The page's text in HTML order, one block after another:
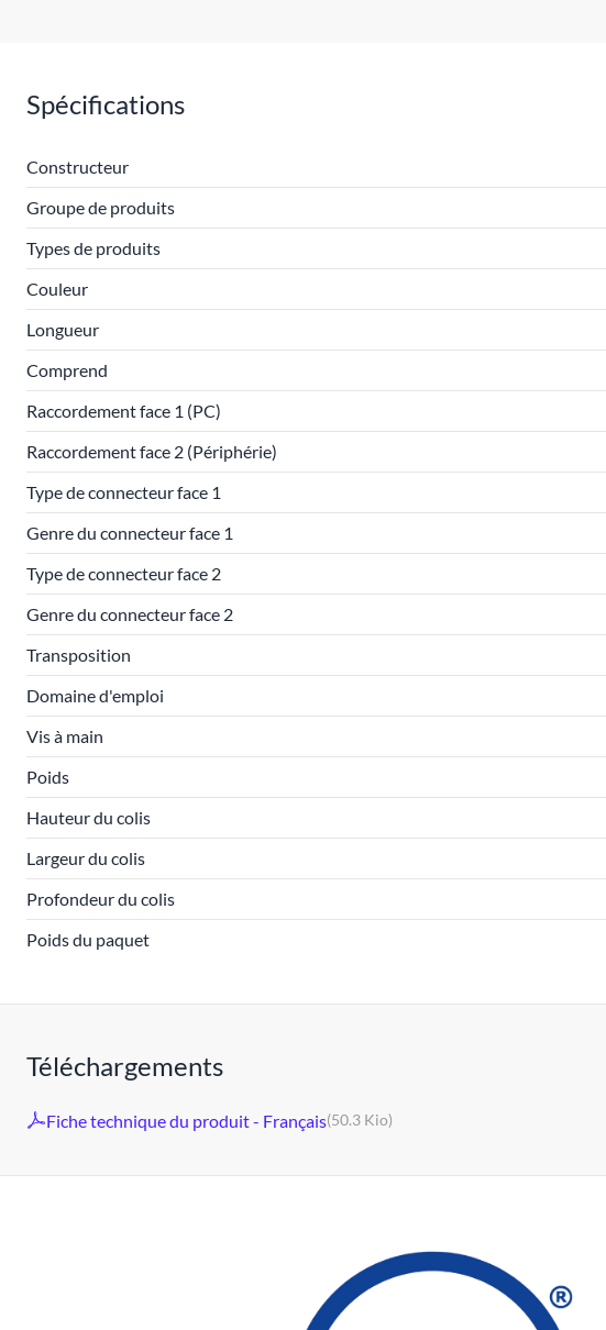
Spécifications
Constructeur
Groupe de produits
Types de produits
Couleur
Longueur
Comprend
Raccordement face 1 (PC)
Raccordement face 2 (Périphérie)
Type de connecteur face 1
Genre du connecteur face 1
Type de connecteur face 2
Genre du connecteur face 2
Transposition
Domaine d'emploi
Vis à main
Poids
Hauteur du colis
Largeur du colis
Profondeur du colis
Poids du paquet
Téléchargements
Fiche technique du produit - Français(50.3 Kio)